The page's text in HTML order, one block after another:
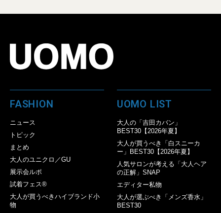
FASHION
ニュース
トピック
まとめ
大人のユニクロ／GU
展示会ルポ
試着フェス®︎
大人が買うべきハイブランド小
物
UOMO LIST
大人の「吉田カバン」
BEST30【2026年夏】
大人が買うべき「白スニーカ
ー」BEST30【2026年夏】
人気サロンが考える「大人ヘア
の正解」SNAP
エディター私物
大人が選ぶべき「メンズ香水」
BEST30